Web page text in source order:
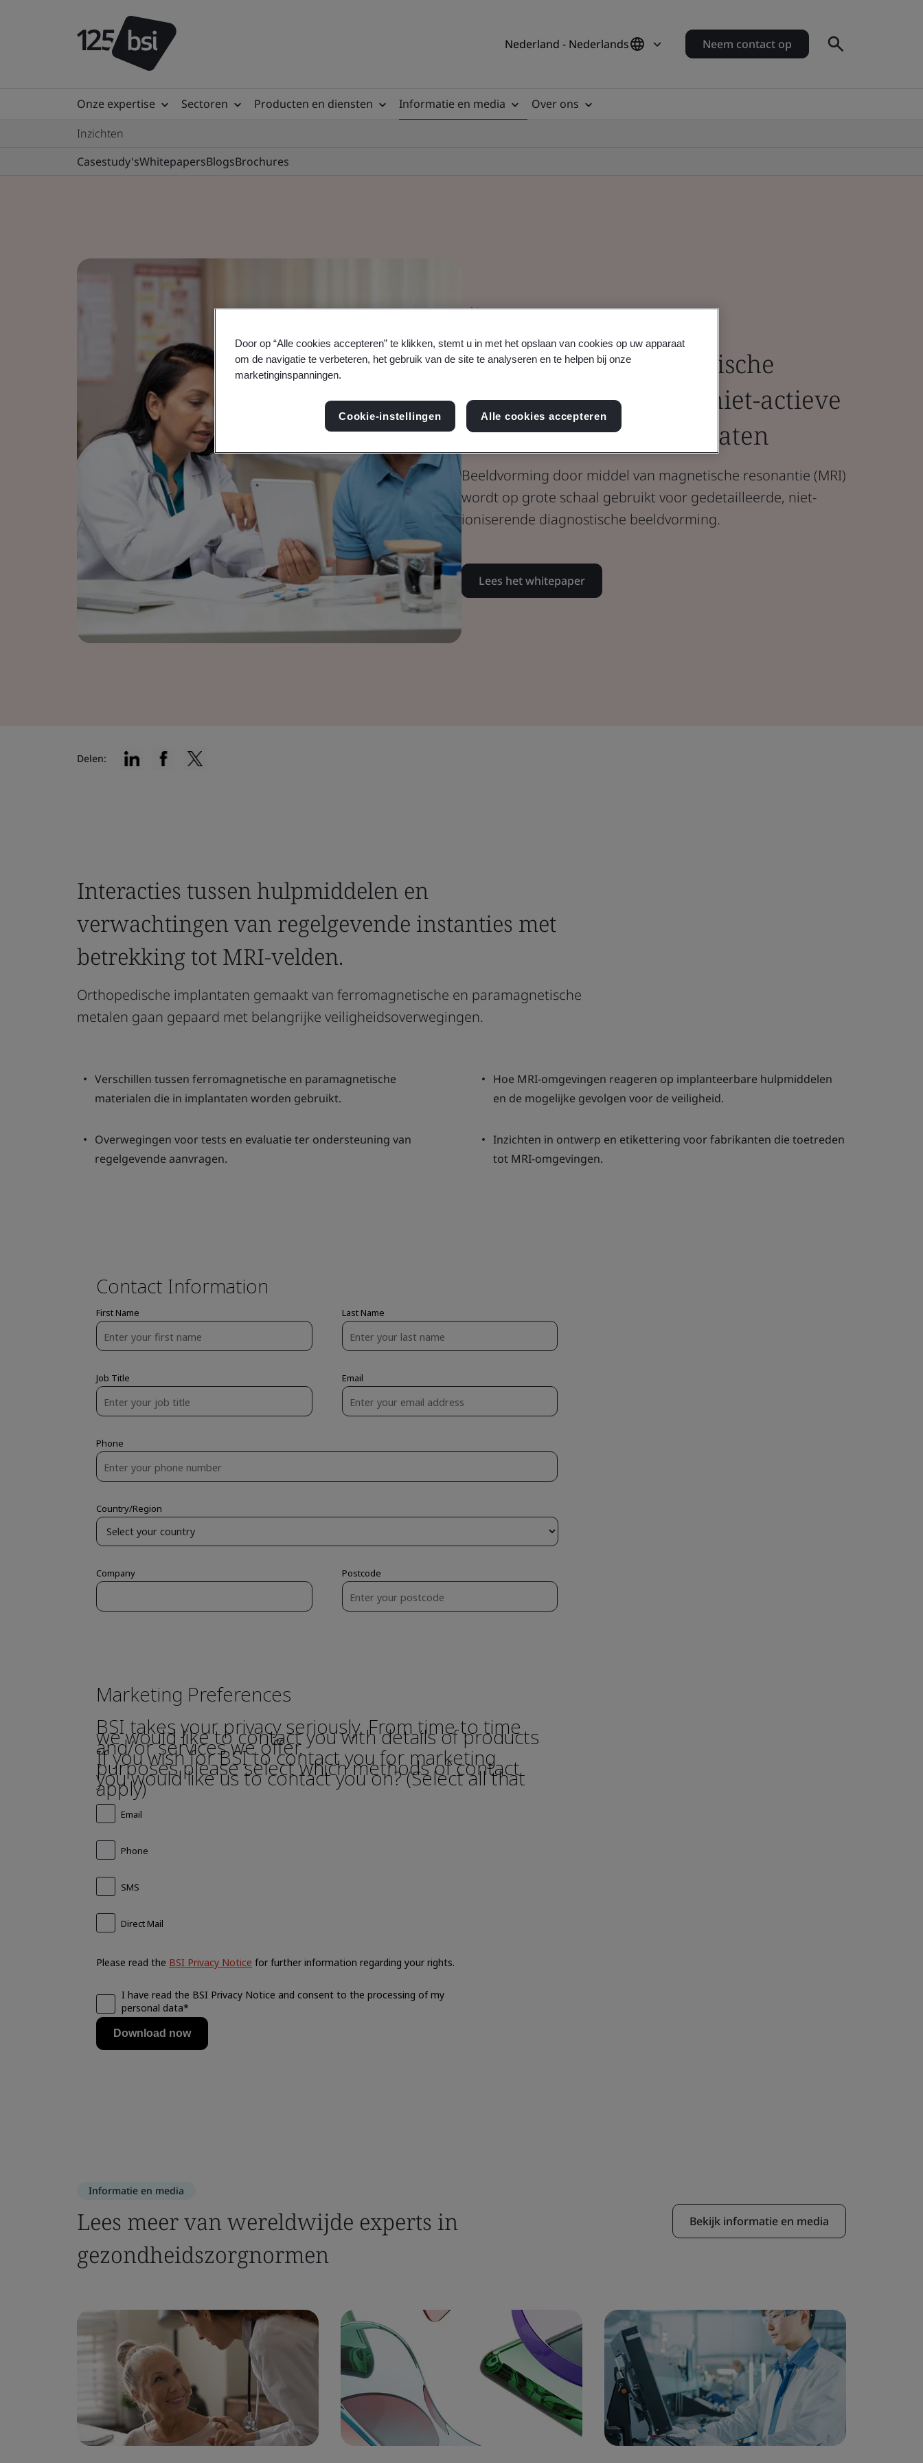
Nederland - Nederlands Neem contact op
Onze expertise Sectoren Producten en diensten Informatie en media
Over ons
Inzichten
Casestudy'sWhitepapersBlogsBrochures
Whitepaper
Veiligheid van magnetische
resonantie (MR) voor niet-actieve
orthopedische implantaten
Beeldvorming door middel van magnetische resonantie (MRI)
wordt op grote schaal gebruikt voor gedetailleerde, niet-
ioniserende diagnostische beeldvorming.
Lees het whitepaper
Delen:
Interacties tussen hulpmiddelen en
verwachtingen van regelgevende instanties met
betrekking tot MRI-velden.
Orthopedische implantaten gemaakt van ferromagnetische en paramagnetische
metalen gaan gepaard met belangrijke veiligheidsoverwegingen.
Verschillen tussen ferromagnetische en paramagnetische
materialen die in implantaten worden gebruikt.
Hoe MRI-omgevingen reageren op implanteerbare hulpmiddelen
en de mogelijke gevolgen voor de veiligheid.
Overwegingen voor tests en evaluatie ter ondersteuning van
regelgevende aanvragen.
Inzichten in ontwerp en etikettering voor fabrikanten die toetreden
tot MRI-omgevingen.
Informatie en media
Lees meer van wereldwijde experts in
gezondheidszorgnormen
Bekijk informatie en media
Door op “Alle cookies accepteren” te klikken, stemt u in met het opslaan van cookies op uw apparaat
om de navigatie te verbeteren, het gebruik van de site te analyseren en te helpen bij onze
marketinginspanningen.
Cookie-instellingen Alle cookies accepteren